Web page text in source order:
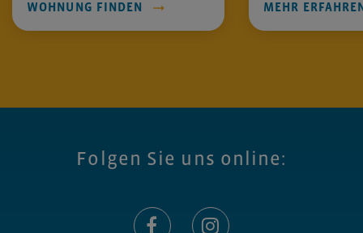
WOHNUNG FINDEN MEHR
Folgen Sie uns online: